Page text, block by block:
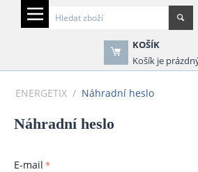
KOŠÍK
Košík je
ENERGETIX / Náhradní heslo
Náhradní heslo
E-mail